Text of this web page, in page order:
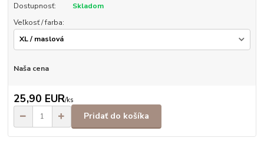
Dostupnosť:
Skladom
Veľkosť / farba:
Naša cena
25,90 EUR/ks
Pridať do košíka